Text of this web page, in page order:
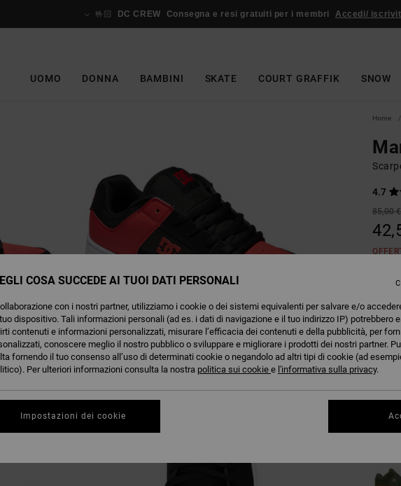
🤟🏻 DC CREW Consegna e resi gratuiti per i membri Accedi/
UOMO DONNA BAMBINI SKATE COURT GRAFFIK SNOW
Home
4.7
85,00 €
COSA SUCCEDE AI TUOI DATI PERSONALI
con i nostri partner, utilizziamo i cookie o dei sistemi equivalenti per salvare e/o
dispositivo. Tali informazioni personali (ad es. i dati di navigazione e il tuo indirizzo IP) potrebbero
contenuti e informazioni personalizzati, misurare l’efficacia dei contenuti e della pubblicità, per
conoscere meglio il nostro pubblico o sviluppare e migliorare i prodotti dei nostri partner.
fornendo il tuo consenso all’uso di determinati cookie o negandolo ad altri tipi di cookie (ad
Per ulteriori informazioni consulta la nostra politica sui cookie e l'informativa sulla privacy.
Impostazioni dei cookie